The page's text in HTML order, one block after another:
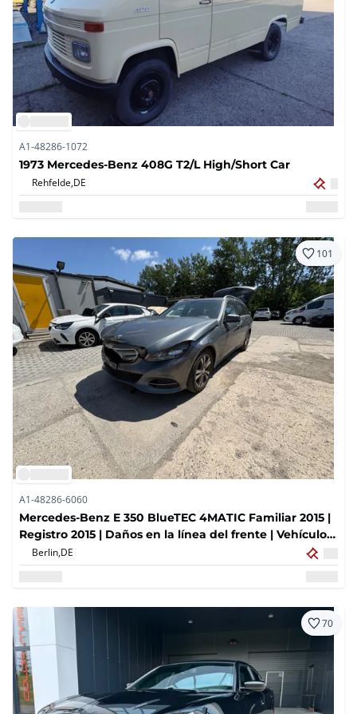
A1-48286-1072
1973 Mercedes-Benz 408G T2/L High/Short Car
Rehfelde,DE
101
A1-48286-6060
Mercedes-Benz E 350 BlueTEC 4MATIC Familiar 2015 |
Registro 2015 | Daños en la línea del frente | Vehículo
accidentado
Berlin,DE
70